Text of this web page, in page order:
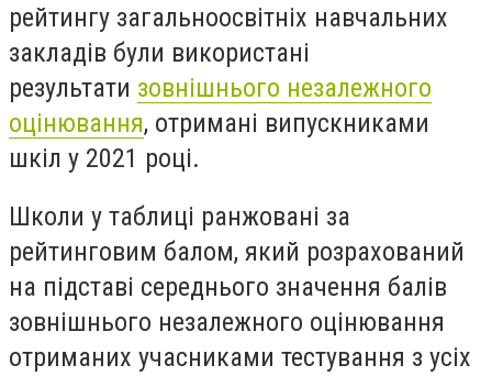
рейтингу загальноосвітніх навчальних
закладів були використані
результати зовнішнього незалежного
оцінювання, отримані випускниками
шкіл у 2021 році.
Школи у таблиці ранжовані за
рейтинговим балом, який розрахований
на підставі середнього значення балів
зовнішнього незалежного оцінювання
отриманих учасниками тестування з усіх